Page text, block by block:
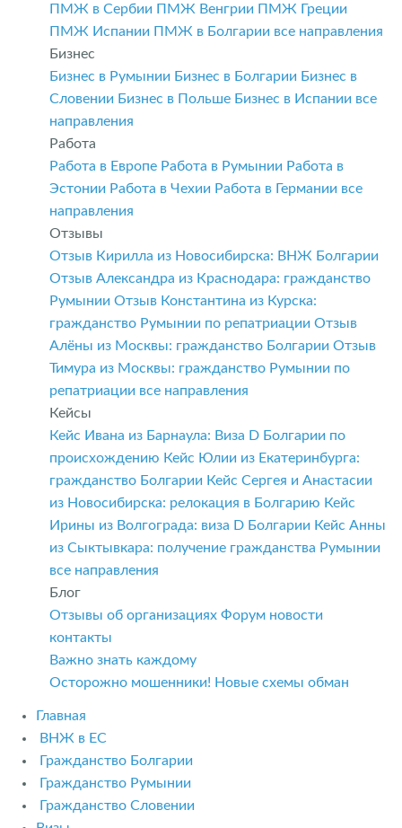
ПМЖ в Сербии ПМЖ Венгрии ПМЖ Греции
ПМЖ Испании ПМЖ в Болгарии все направления
Бизнес
Бизнес в Румынии Бизнес в Болгарии Бизнес в
Словении Бизнес в Польше Бизнес в Испании все
направления
Работа
Работа в Европе Работа в Румынии Работа в
Эстонии Работа в Чехии Работа в Германии все
направления
Отзывы
Отзыв Кирилла из Новосибирска: ВНЖ Болгарии
Отзыв Александра из Краснодара: гражданство
Румынии Отзыв Константина из Курска:
гражданство Румынии по репатриации Отзыв
Алёны из Москвы: гражданство Болгарии Отзыв
Тимура из Москвы: гражданство Румынии по
репатриации все направления
Кейсы
Кейс Ивана из Барнаула: Виза D Болгарии по
происхождению Кейс Юлии из Екатеринбурга:
гражданство Болгарии Кейс Сергея и Анастасии
из Новосибирска: релокация в Болгарию Кейс
Ирины из Волгограда: виза D Болгарии Кейс Анны
из Сыктывкара: получение гражданства Румынии
все направления
Блог
Отзывы об организациях Форум новости
контакты
Важно знать каждому
Осторожно мошенники! Новые схемы обман
Главная
ВНЖ в ЕС
Гражданство Болгарии
Гражданство Румынии
Гражданство Словении